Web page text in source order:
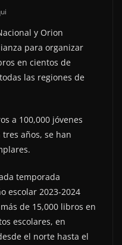
y Orion
para organizar
en cientos de
las regiones de
a 100,000 jóvenes
años, se han
temporada
escolar 2023-2024
de 15,000 libros en
escolares, en
el norte hasta el